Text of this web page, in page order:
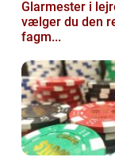
Glarmester i lejre
vælger du den
fagm...